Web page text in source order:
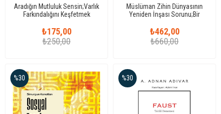
Aradığın Mutluluk Sensin;Varlık
Farkındalığını Keşfetmek
₺175,00
₺250,00
Müslüman Zihin Dünyasının
Yeniden İnşası Sorunu;Bir
₺462,00
₺660,00
%30 %30